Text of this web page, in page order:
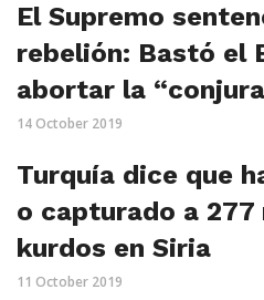
El Supremo
rebelión: Bastó el
abortar la
14 October 2019
Turquía dice que
o capturado a
kurdos en Siria
11 October 2019